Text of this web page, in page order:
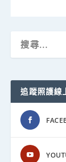
追蹤照護線